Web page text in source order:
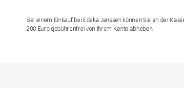
Bei einem Einkauf bei Edeka Janssen können Sie an der
200 Euro gebührenfrei von Ihrem Konto abheben.